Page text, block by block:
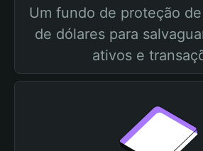
Um fundo de proteção
de dólares para
ativos e